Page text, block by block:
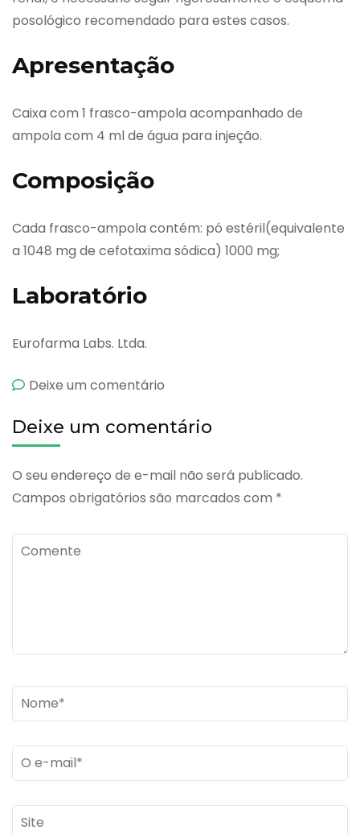
posológico recomendado para estes casos.
Apresentação
Caixa com 1 frasco-ampola acompanhado de
ampola com 4 ml de água para injeção.
Composição
Cada frasco-ampola contém: pó estéril(equivalente
a 1048 mg de cefotaxima sódica) 1000 mg;
Laboratório
Eurofarma Labs. Ltda.
Deixe um comentário
Deixe um comentário
O seu endereço de e-mail não será publicado.
Campos obrigatórios são marcados com *
Comente
Name*
Email *
Site